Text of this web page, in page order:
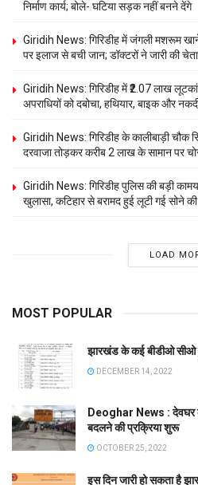
निर्माण कार्य; बोले- घटिया सड़क नहीं बनने देंगे
Giridih News: गिरिडीह में जंगली मशरूम
पर इलाज से बची जान; डॉक्टरों ने जारी की
Giridih News: गिरिडीह में ₹2.07 लाख
अपराधियों को दबोचा, हथियार, बाइक और
Giridih News: गिरिडीह के कालीबाड़ी चौक
दरवाजा तोड़कर करीब 2 लाख के सामान पर
Giridih News: गिरिडीह पुलिस की बड़ी
खुलासा, कटिहार से बरामद हुई लूटी गई सोने
LOAD
MOST POPULAR
झारखंड के कई बीडीओ सीओ
DECEMBER 14, 2022
Deoghar News : देवघर
बदलने की प्रक्रिया शुरू
OCTOBER 25, 2022
इस दिन जारी हो सकता है